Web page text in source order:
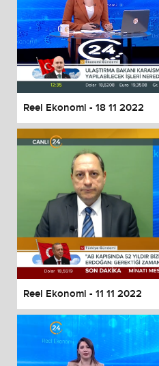
Reel Ekonomi - 18 11 2022
Reel Ekonomi - 11 11 2022